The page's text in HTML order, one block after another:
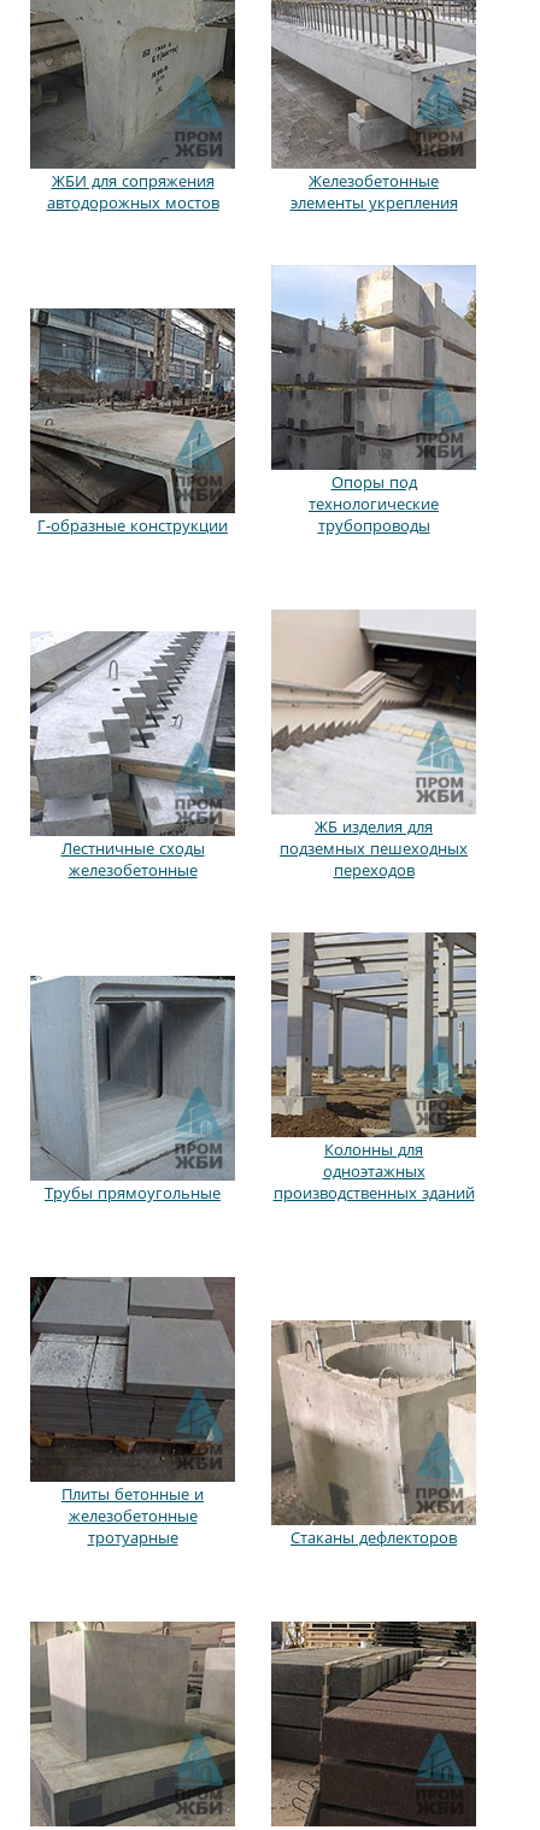
ЖБИ для сопряжения
автодорожных мостов
Железобетонные
элементы укрепления
Г-образные конструкции
Опоры под
технологические
трубопроводы
Лестничные сходы
железобетонные
ЖБ изделия для
подземных пешеходных
переходов
Трубы прямоугольные
Колонны для
одноэтажных
производственных зданий
Плиты бетонные и
железобетонные
тротуарные
Стаканы дефлекторов